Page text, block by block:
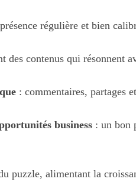
régulière et bien
des contenus qui résonnent
: commentaires, partages
business : un bon
puzzle, alimentant la